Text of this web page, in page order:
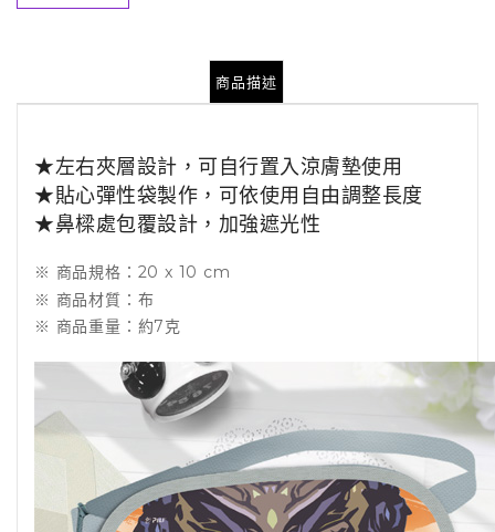
商品描述
★左右夾層設計，可自行置入涼膚墊使用
★貼心彈性袋製作，可依使用自由調整長度
★鼻樑處包覆設計，加強遮光性
※ 商品規格：20 x 10 cm
※ 商品材質：布
※ 商品重量：約7克